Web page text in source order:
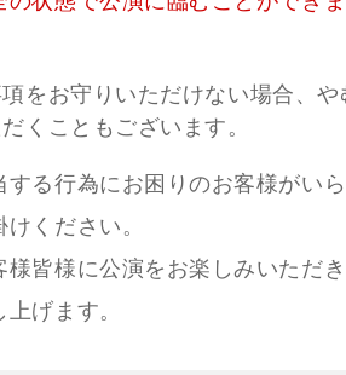
項をお守りいただけない場合、
くこともございます。
する行為にお困りのお客様がい
ください。
様皆様に公演をお楽しみいただ
げます。